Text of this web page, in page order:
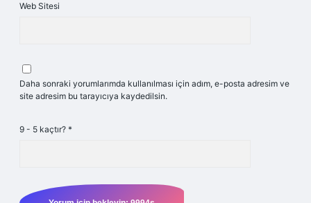
Web Sitesi
Daha sonraki yorumlarımda kullanılması için adım, e-posta adresim ve
site adresim bu tarayıcıya kaydedilsin.
9 - 5 kaçtır? *